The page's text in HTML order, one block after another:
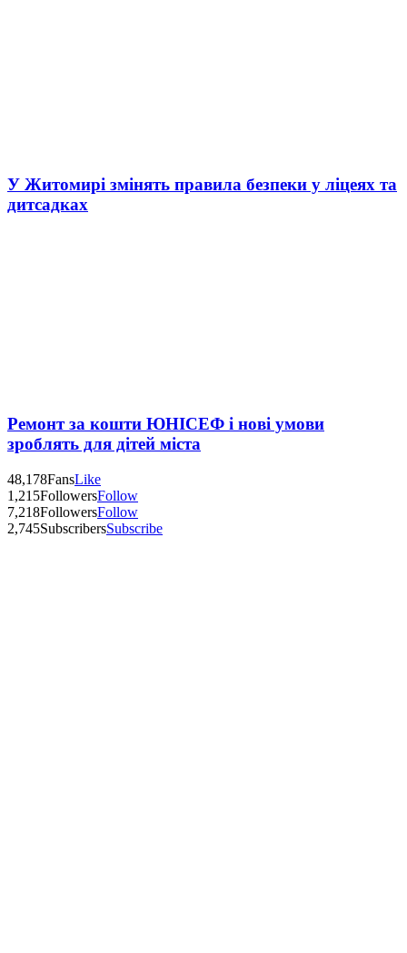
У Житомирі змінять правила безпеки у ліцеях та
дитсадках
Ремонт за кошти ЮНІСЕФ і нові умови
зроблять для дітей міста
48,178FansLike
1,215FollowersFollow
7,218FollowersFollow
2,745SubscribersSubscribe